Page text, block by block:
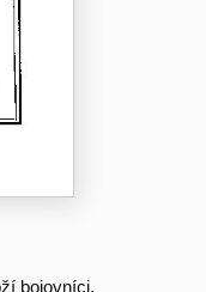
bojovníci.